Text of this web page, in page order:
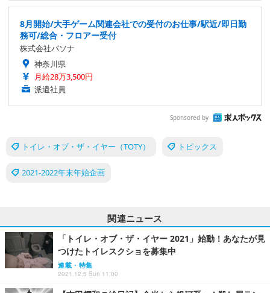
8月開始/大手ゲーム関連会社での受付のお仕事/駅近/即日勤
務可/総合・フロアー受付
株式会社パソナ
神奈川県
月給28万3,500円
派遣社員
Sponsored by
トイレ・オブ・ザ・イヤー（TOTY） トピックス
2021-2022年末年始企画
関連ニュース
「トイレ・オブ・ザ・イヤー 2021」始動！あなたが見
つけたトイレスクショを募集中
連載・特集
2021.12.5 Sun 11:00